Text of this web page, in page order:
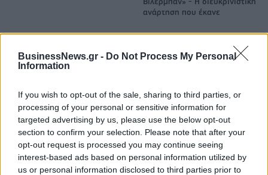
BusinessNews.gr - Do Not Process My Personal
Information
If you wish to opt-out of the sale, sharing to third parties, or
processing of your personal or sensitive information for
targeted advertising by us, please use the below opt-out
section to confirm your selection. Please note that after your
opt-out request is processed you may continue seeing
interest-based ads based on personal information utilized by
us or personal information disclosed to third parties prior to
ανάρτηση που έκανε
HELLENiQ ENERGY: Κέρδη 393 εκατ. ευρώ στο α' εξάμηνο – Στα 734
εκατ. ευρώ τα EBITDA
Viohalco: Αυξημένος κατά 14%
ο τζίρος στο α' εξάμηνο, στα 4,3
δισ. ευρώ – Στα 446 εκατ. ευρώ
τα EBITDA
ΥΠΕΘΟΟ: Νέες επενδύσεις 1
δισ. ευρώ ως το 2028 για την
Ενέργεια